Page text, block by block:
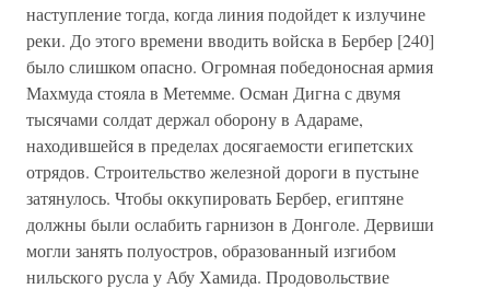
наступление тогда, когда линия подойдет к излучине
реки. До этого времени вводить войска в Бербер [240]
было слишком опасно. Огромная победоносная армия
Махмуда стояла в Метемме. Осман Дигна с двумя
тысячами солдат держал оборону в Адараме,
находившейся в пределах досягаемости египетских
отрядов. Строительство железной дороги в пустыне
затянулось. Чтобы оккупировать Бербер, египтяне
должны были ослабить гарнизон в Донголе. Дервиши
могли занять полуостров, образованный изгибом
нильского русла у Абу Хамида. Продовольствие